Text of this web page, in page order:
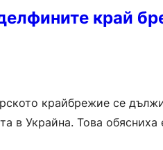
край
крайбрежие се
в Украйна. Това обясниха